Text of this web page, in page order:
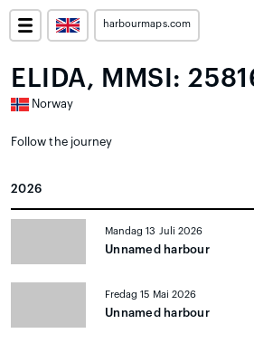
harbourmaps.com
ELIDA, MMSI:
Norway
Follow the journey
2026
Mandag 13 Juli 2026
Unnamed harbour
Fredag 15 Mai 2026
Unnamed harbour